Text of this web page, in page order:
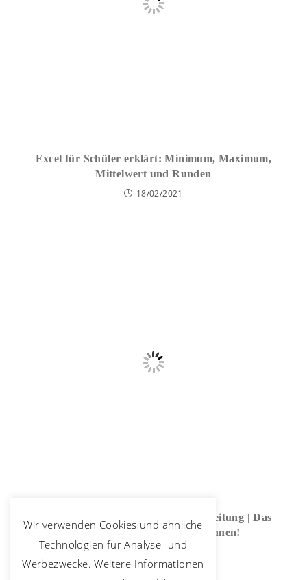
Excel für Schüler erklärt: Minimum, Maximum,
Mittelwert und Runden
18/02/2021
Abschlussprüfung Englisch | Vorbereitung | Das
kommt dran, das musst du können!
07/06/2021
Wir verwenden Cookies und ähnliche
Technologien für Analyse- und
Werbezwecke. Weitere Informationen